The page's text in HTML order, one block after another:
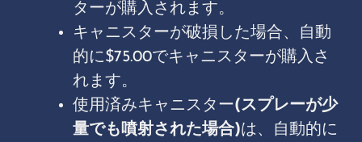
ターが購入されます。
キャニスターが破損した場合、自動
的に$75.00でキャニスターが購入さ
れます。
使用済みキャニスター(スプレーが少
量でも噴射された場合)は、自動的に